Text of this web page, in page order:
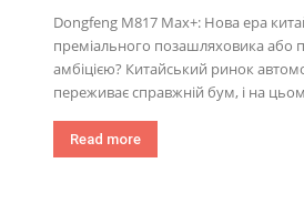
Dongfeng M817 Max+: Нова ера
преміального позашляховика або
амбіцією? Китайський ринок
переживає справжній бум, і на
Read more